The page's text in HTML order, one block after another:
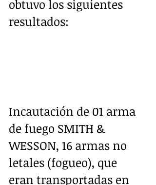
obtuvo los siguientes
resultados:
Incautación de 01 arma
de fuego SMITH &
WESSON, 16 armas no
letales (fogueo), que
eran transportadas en